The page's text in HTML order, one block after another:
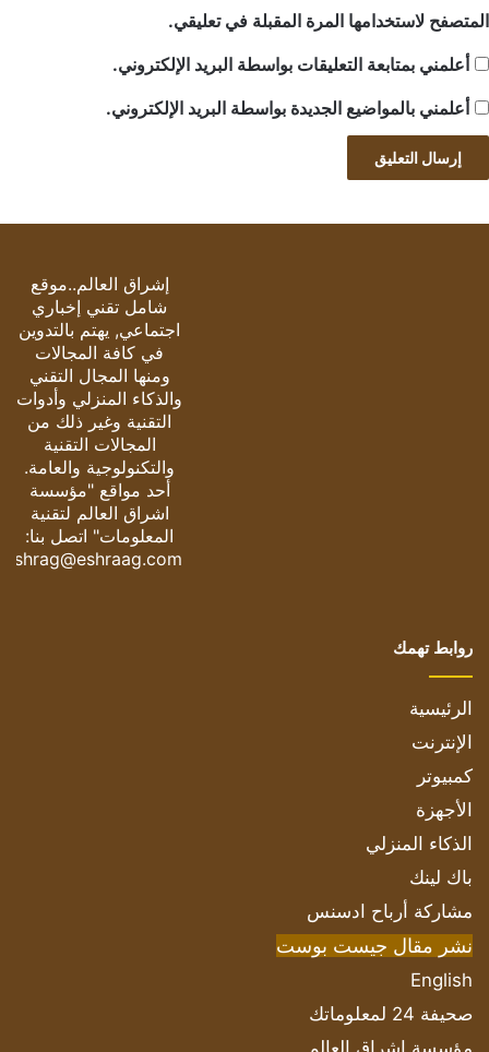
المتصفح لاستخدامها المرة المقبلة في تعليقي.
أعلمني بمتابعة التعليقات بواسطة البريد الإلكتروني.
أعلمني بالمواضيع الجديدة بواسطة البريد الإلكتروني.
إشراق العالم..موقع
شامل تقني إخباري
اجتماعي, يهتم بالتدوين
في كافة المجالات
ومنها المجال التقني
والذكاء المنزلي وأدوات
التقنية وغير ذلك من
المجالات التقنية
والتكنولوجية والعامة.
أحد مواقع "مؤسسة
اشراق العالم لتقنية
المعلومات" اتصل بنا:
eshrag@eshraag.com
روابط تهمك
الرئيسية
الإنترنت
كمبيوتر
الأجهزة
الذكاء المنزلي
باك لينك
مشاركة أرباح ادسنس
نشر مقال جيست بوست
English
صحيفة 24 لمعلوماتك
مؤسسة اشراق العالم